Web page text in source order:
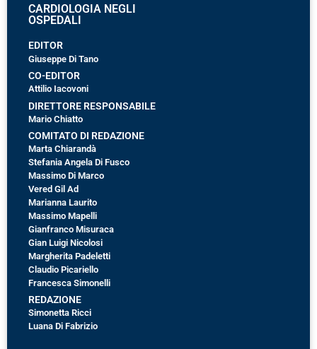
CARDIOLOGIA NEGLI
OSPEDALI
EDITOR
Giuseppe Di Tano
CO-EDITOR
Attilio Iacovoni
DIRETTORE RESPONSABILE
Mario Chiatto
COMITATO DI REDAZIONE
Marta Chiarandà
Stefania Angela Di Fusco
Massimo Di Marco
Vered Gil Ad
Marianna Laurito
Massimo Mapelli
Gianfranco Misuraca
Gian Luigi Nicolosi
Margherita Padeletti
Claudio Picariello
Francesca Simonelli
REDAZIONE
Simonetta Ricci
Luana Di Fabrizio